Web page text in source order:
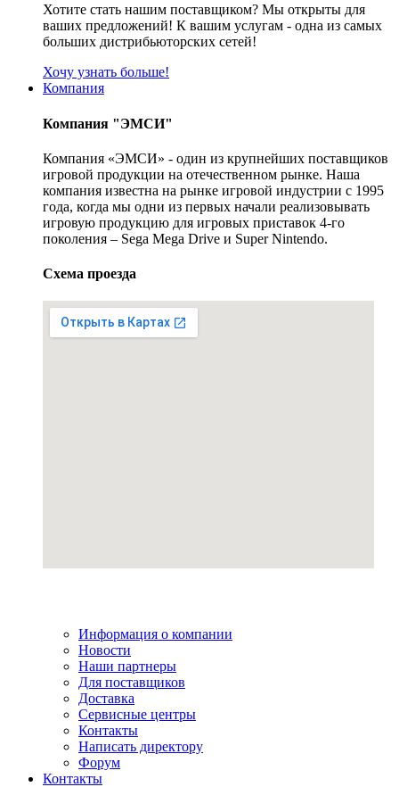
Хотите стать нашим поставщиком? Мы открыты для
ваших предложений! К вашим услугам - одна из самых
больших дистрибьюторских сетей!
Хочу узнать больше!
Компания
Компания "ЭМСИ"
Компания «ЭМСИ» - один из крупнейших поставщиков
игровой продукции на отечественном рынке. Наша
компания известна на рынке игровой индустрии с 1995
года, когда мы одни из первых начали реализовывать
игровую продукцию для игровых приставок 4-го
поколения – Sega Mega Drive и Super Nintendo.
Схема проезда
Информация о компании
Новости
Наши партнеры
Для поставщиков
Доставка
Сервисные центры
Контакты
Написать директору
Форум
Контакты